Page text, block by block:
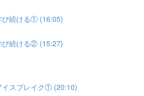
び続ける① (16:05)
び続ける② (15:27)
イスブレイク① (20:10)